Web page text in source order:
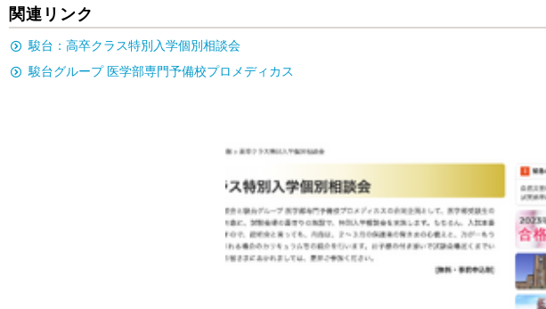
関連リンク
駿台：高卒クラス特別入学個別相談会
駿台グループ 医学部専門予備校プロメディカス